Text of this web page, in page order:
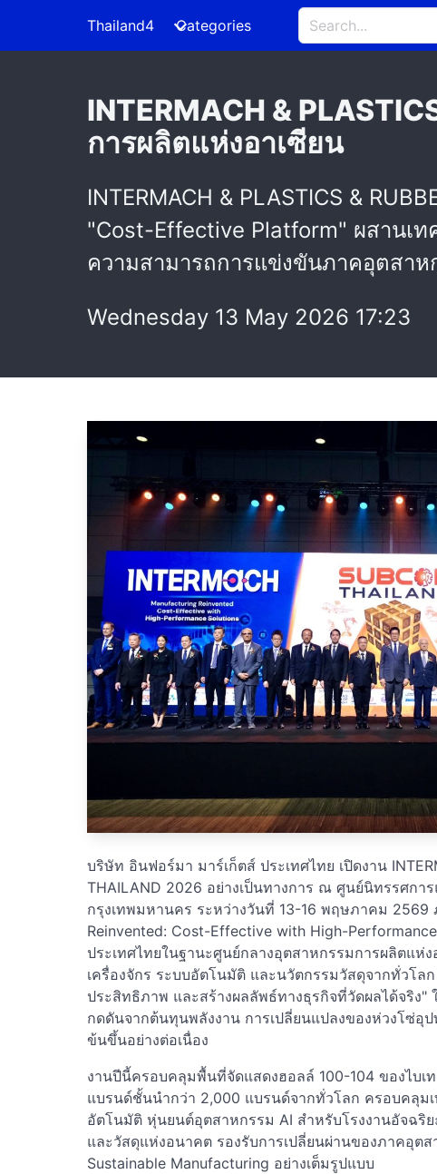
Thailand4 Categories
INTERMACH &
การผลิตแห่งอาเซียน
INTERMACH & PLASTICS &
"Cost-Effective Platform" ผสานเ
ความสามารถการแข่งขันภาคอุตสา
Wednesday 13 May 2026 17:23
บริษัท อินฟอร์มา มาร์เก็ตส์ ประเทศไทย เปิดงาน
THAILAND 2026 อย่างเป็นทางการ ณ ศูนย์นิทรรศกา
กรุงเทพมหานคร ระหว่างวันที่ 13-16 พฤษภาคม 2569
Reinvented: Cost-Effective with High-
ประเทศไทยในฐานะศูนย์กลางอุตสาหกรรมการผลิตแห่ง
เครื่องจักร ระบบอัตโนมัติ และนวัตกรรมวัสดุจากทั่วโล
ประสิทธิภาพ และสร้างผลลัพธ์ทางธุรกิจที่วัดผลได้จริง
กดดันจากต้นทุนพลังงาน การเปลี่ยนแปลงของห่วงโซ่อุ
ข้นขึ้นอย่างต่อเนื่อง
งานปีนี้ครอบคลุมพื้นที่จัดแสดงฮอลล์ 100-104 ของไบเ
แบรนด์ชั้นนำกว่า 2,000 แบรนด์จากทั่วโลก ครอบคลุม
อัตโนมัติ หุ่นยนต์อุตสาหกรรม AI สำหรับโรงงานอัจฉริ
และวัสดุแห่งอนาคต รองรับการเปลี่ยนผ่านของภาคอุต
Sustainable Manufacturing อย่างเต็มรูปแบบ